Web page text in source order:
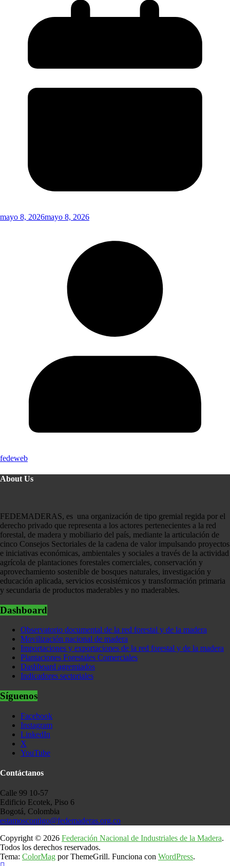
mayo 8, 2026mayo 8, 2026
fedeweb
About Us
FEDEMADERAS, es una organización de tipo gremial regida por el
derecho privado que representa a los actores pertenecientes a la red
forestal, de madera y mobiliario del país, mediante la articulación de
cinco Consejos Sectoriales de la cadena de valor impulsando proyectos
e iniciativas económicas, ambientales y sociales a través de la actividad
agrícola de plantaciones forestales comerciales, conservación y
aprovechamiento sostenible de bosques naturales, investigación y
educación aplicada, servicios ecosistémicos y transformación primaria
y secundaria de productos maderables y no maderables.
Dashboard
Observatorio documental de la red forestal y de la madera
Movilización nacional de madera
Importaciones y exportaciones de la red forestal y de la madera
Plantaciones Forestales Comerciales
Dashboard agremiados
Indicadores sectoriales
Síguenos
Facebook
Instagram
LinkedIn
X
YouTube
Contáctanos
Calle 99 10-57
Edificio Ecotek, Piso 6
Bogotá, Colombia
estamoscontigo@fedemaderas.org.co
Copyright © 2026 Federación Nacional de Industriales de la Madera.
Todos los derechos reservados.
Tema: ColorMag por ThemeGrill. Funciona con WordPress.